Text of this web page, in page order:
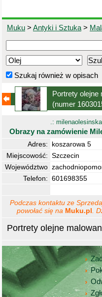
Muku > Antyki i Sztuka >
Szukaj również w opisach
Portrety olejne
(numer
Portrety olejne
.:
Obrazy na zamówienie
Adres:
koszarowa 5
Miejscowość: Szczecin
Województwo
Telefon: 601698355
Podczas kontaktu ze
powołać się na Muku.pl .